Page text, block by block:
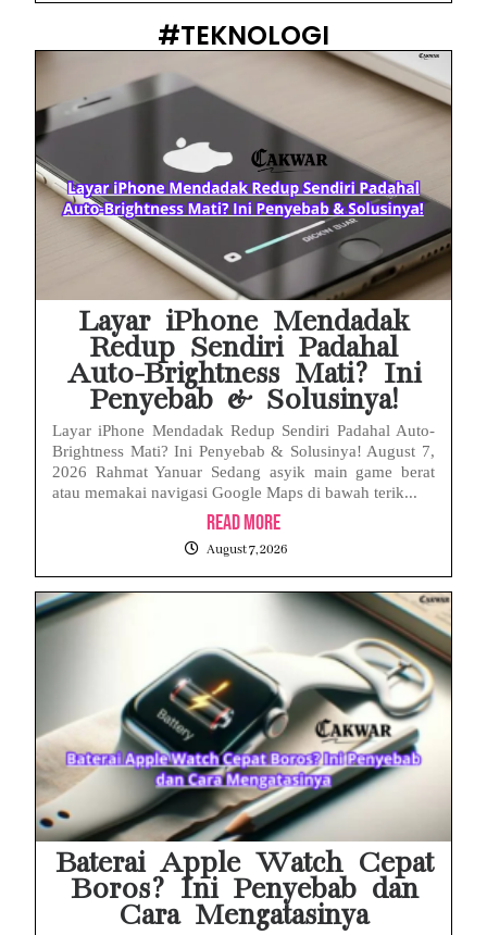
#TEKNOLOGI
Layar iPhone Mendadak
Redup Sendiri Padahal
Auto-Brightness Mati? Ini
Penyebab & Solusinya!
Layar iPhone Mendadak Redup Sendiri Padahal Auto-
Brightness Mati? Ini Penyebab & Solusinya! August 7,
2026 Rahmat Yanuar Sedang asyik main game berat
atau memakai navigasi Google Maps di bawah terik...
Read More
August 7, 2026
Baterai Apple Watch Cepat
Boros? Ini Penyebab dan
Cara Mengatasinya